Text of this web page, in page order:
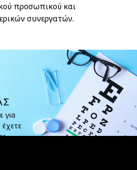
προσωπικού και
συνεργατών.
για